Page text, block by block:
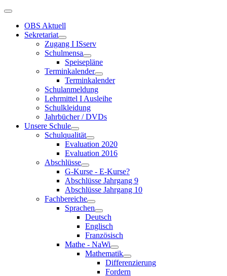
OBS Aktuell
Sekretariat
Zugang I ISserv
Schulmensa
Speisepläne
Terminkalender
Terminkalender
Schulanmeldung
Lehrmittel I Ausleihe
Schulkleidung
Jahrbücher / DVDs
Unsere Schule
Schulqualität
Evaluation 2020
Evaluation 2016
Abschlüsse
G-Kurse - E-Kurse?
Abschlüsse Jahrgang 9
Abschlüsse Jahrgang 10
Fachbereiche
Sprachen
Deutsch
Englisch
Französisch
Mathe - NaWi
Mathematik
Differenzierung
Fordern